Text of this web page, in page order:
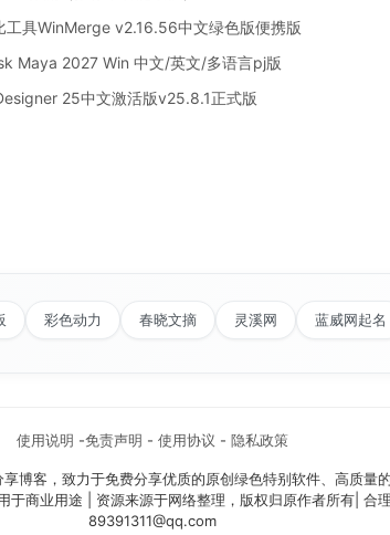
工具WinMerge v2.16.56中文绿色版便携版
Maya 2027 Win 中文/英文/多语言pj版
25中文激活版v25.8.1正式版
彩色动力 春晓文摘 灵溪网 蓝威网起名
使用说明 -免责声明 - 使用协议 - 隐私政策
博客，致力于免费分享优质的原创绿色特别软件、高质量的
商业用途 | 资源来源于网络整理，版权归原作者所有| 合
89391311@qq.com